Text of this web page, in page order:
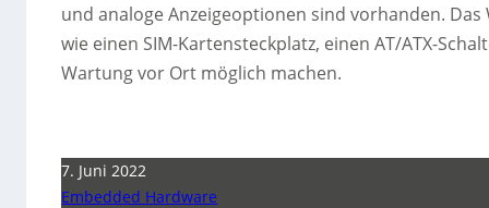
und analoge Anzeigeoptionen sind vorhanden.
wie einen SIM-Kartensteckplatz, einen AT/ATX-
Wartung vor Ort möglich machen.
7. Juni 2022
Embedded Hardware